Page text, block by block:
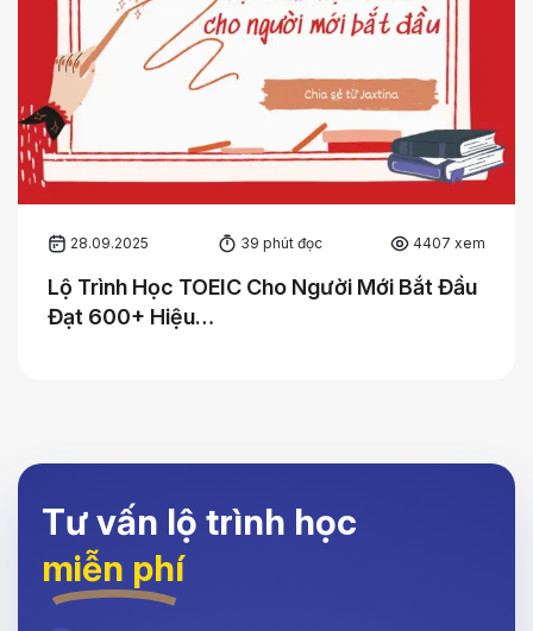
28.09.2025 39 phút đọc 4407 xem
Lộ Trình Học TOEIC Cho Người Mới Bắt Đầu
Đạt 600+ Hiệu…
Tư vấn lộ trình học
miễn phí